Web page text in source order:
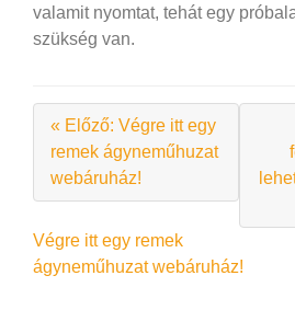
valamit nyomtat, tehát egy
szükség van.
« Előző: Végre itt egy
remek ágyneműhuzat
webáruház!
Bejegyzés
navigáció
Végre itt egy remek
ágyneműhuzat webáruház!